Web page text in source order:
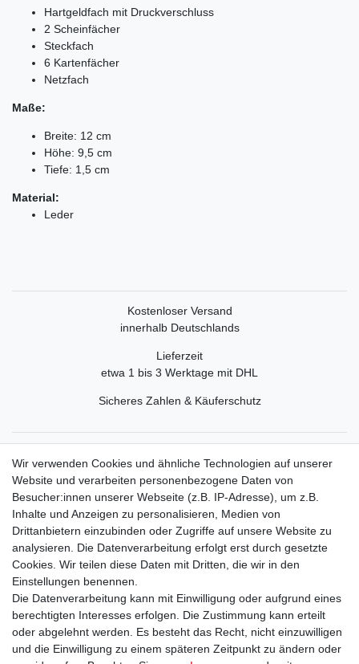
Hartgeldfach mit Druckverschluss
2 Scheinfächer
Steckfach
6 Kartenfächer
Netzfach
Maße:
Breite: 12 cm
Höhe: 9,5 cm
Tiefe: 1,5 cm
Material:
Leder
Kostenloser Versand
innerhalb Deutschlands
Lieferzeit
etwa 1 bis 3 Werktage mit DHL
Sicheres Zahlen & Käuferschutz
Rechtliche Informationen
Widerrufsrecht
Widerrufsformular
Datenschutzerklärung
AGB
Impressum
Vertrag widerrufen Kontakt
Wir verwenden Cookies und ähnliche Technologien auf unserer
Website und verarbeiten personenbezogene Daten von
Besucher:innen unserer Webseite (z.B. IP-Adresse), um z.B.
Inhalte und Anzeigen zu personalisieren, Medien von
Drittanbietern einzubinden oder Zugriffe auf unsere Website zu
analysieren. Die Datenverarbeitung erfolgt erst durch gesetzte
Cookies. Wir teilen diese Daten mit Dritten, die wir in den
Einstellungen benennen.
Die Datenverarbeitung kann mit Einwilligung oder aufgrund eines
berechtigten Interesses erfolgen. Die Zustimmung kann erteilt
oder abgelehnt werden. Es besteht das Recht, nicht einzuwilligen
und die Einwilligung zu einem späteren Zeitpunkt zu ändern oder